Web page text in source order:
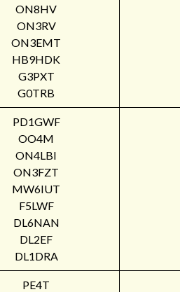
ON8HV
ON3RV
ON3EMT
HB9HDK
G3PXT
G0TRB
PD1GWF
OO4M
ON4LBI
ON3FZT
MW6IUT
F5LWF
DL6NAN
DL2EF
DL1DRA
PE4T